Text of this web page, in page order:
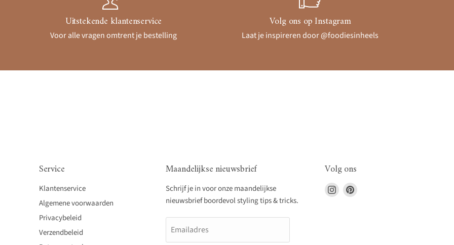
Uitstekende klantenservice
Voor alle vragen omtrent je bestelling
Volg ons op Instagram
Laat je inspireren door @foodiesinheels
Service
Klantenservice
Algemene voorwaarden
Privacybeleid
Verzendbeleid
Maandelijkse nieuwsbrief
Schrijf je in voor onze maandelijkse
nieuwsbrief boordevol styling tips & tricks.
Emailadres
Volg ons
Vind
ons
Vind